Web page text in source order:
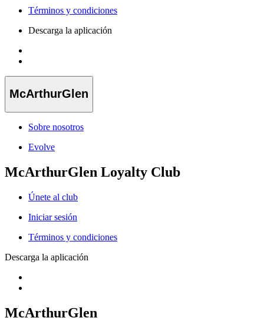
Términos y condiciones
Descarga la aplicación
McArthurGlen
Sobre nosotros
Evolve
McArthurGlen Loyalty Club
Únete al club
Iniciar sesión
Términos y condiciones
Descarga la aplicación
McArthurGlen